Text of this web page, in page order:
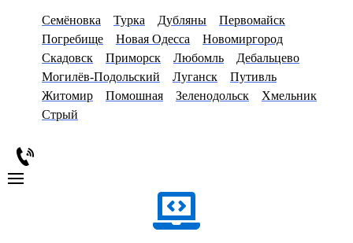
Семёновка Турка Дубляны
Первомайск
Погребище
Новая Одесса
Новомиргород
Скадовск
Приморск Любомль
Дебальцево
Могилёв-Подольский
Луганск
Путивль
Житомир
Помошная Зеленодольск
Хмельник
Стрый